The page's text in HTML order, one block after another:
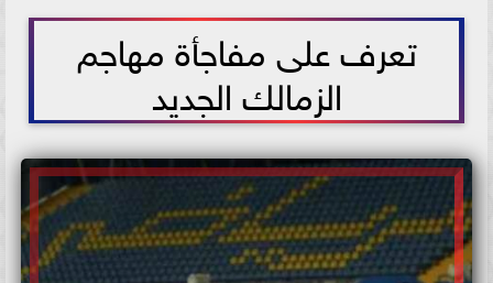
تعرف على مفاجأة مهاجم
الزمالك الجديد